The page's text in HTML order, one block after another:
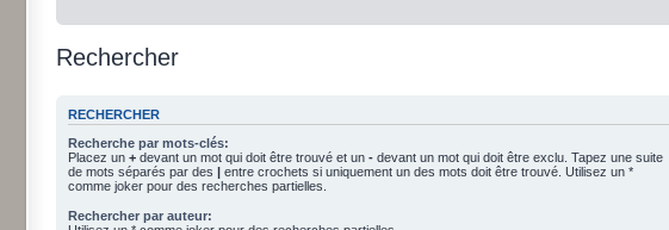
Rechercher
RECHERCHER
Recherche par mots-clés:
Placez un + devant un mot qui doit être trouvé et un - devant un mot qui doit être exclu. Tapez une suite
de mots séparés par des | entre crochets si uniquement un des mots doit être trouvé. Utilisez un *
comme joker pour des recherches partielles.
Rechercher par auteur: